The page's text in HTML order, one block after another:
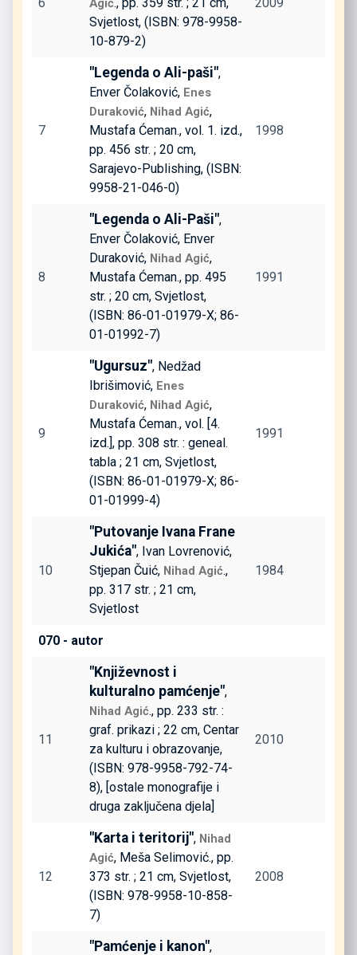
Svjetlost, (ISBN: 978-9958-
10-879-2)
7
"Legenda o Ali-paši",
Enver Čolaković, Enes
Duraković, Nihad Agić,
Mustafa Ćeman., vol. 1. izd.,
pp. 456 str. ; 20 cm,
Sarajevo-Publishing, (ISBN:
9958-21-046-0)
1998
8
"Legenda o Ali-Paši",
Enver Čolaković, Enver
Duraković, Nihad Agić,
Mustafa Ćeman., pp. 495
str. ; 20 cm, Svjetlost,
(ISBN: 86-01-01979-X; 86-
01-01992-7)
1991
9
"Ugursuz", Nedžad
Ibrišimović, Enes
Duraković, Nihad Agić,
Mustafa Ćeman., vol. [4.
izd.], pp. 308 str. : geneal.
tabla ; 21 cm, Svjetlost,
(ISBN: 86-01-01979-X; 86-
01-01999-4)
1991
10
"Putovanje Ivana Frane
Jukića", Ivan Lovrenović,
Stjepan Čuić, Nihad Agić.,
pp. 317 str. ; 21 cm,
Svjetlost
1984
070 - autor
11
"Književnost i
kulturalno pamćenje",
Nihad Agić., pp. 233 str. :
graf. prikazi ; 22 cm, Centar
za kulturu i obrazovanje,
(ISBN: 978-9958-792-74-
8), [ostale monografije i
druga zaključena djela]
2010
12
"Karta i teritorij", Nihad
Agić, Meša Selimović., pp.
373 str. ; 21 cm, Svjetlost,
(ISBN: 978-9958-10-858-
7)
2008
"Pamćenje i kanon",